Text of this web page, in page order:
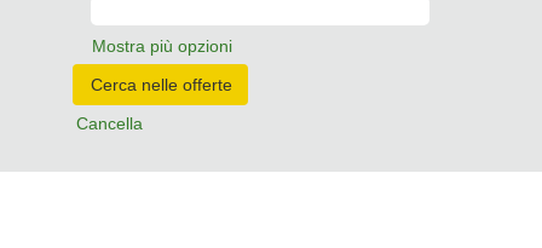
Mostra più opzioni
Cancella